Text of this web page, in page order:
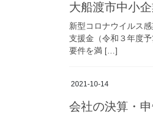
大船渡市中小
新型コロナウイルス
支援金（令和３年度
要件を満 […]
2021-10-14
会社の決算・